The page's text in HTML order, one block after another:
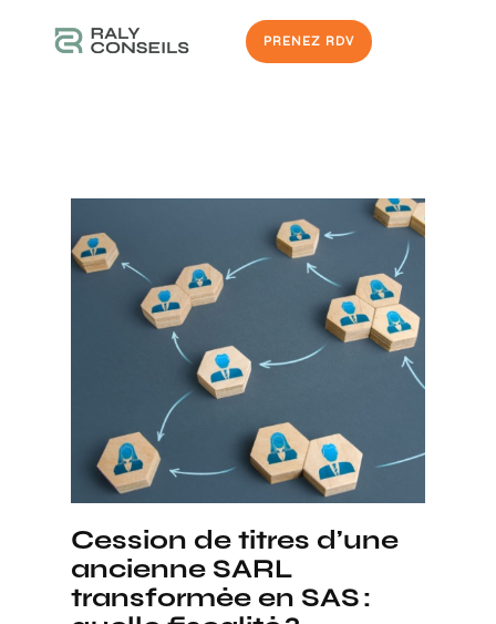
PRENEZ RDV
Cession de titres d’une
ancienne SARL
transformée en SAS :